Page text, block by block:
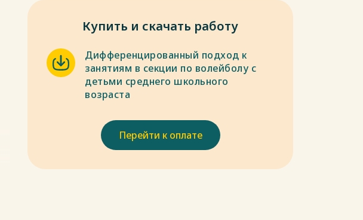
Купить и скачать работу
Дифференцированный подход к
занятиям в секции по волейболу с
детьми среднего школьного
возраста
Перейти к оплате